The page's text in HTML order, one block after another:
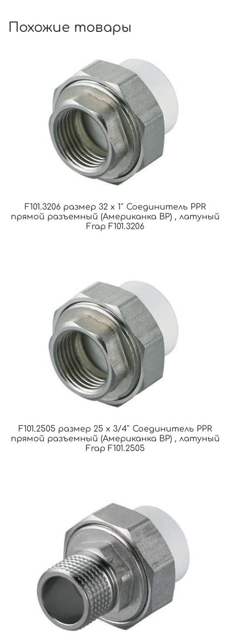
Похожие товары
F101.3206 размер 32 x 1″ Соединитель PPR
прямой разъемный (Американка ВР) , латуный
Frap F101.3206
F101.2505 размер 25 x 3/4″ Соединитель PPR
прямой разъемный (Американка ВР) , латуный
Frap F101.2505